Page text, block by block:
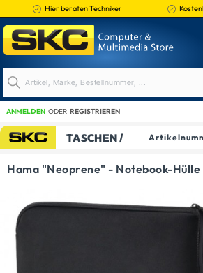
Hier beraten Techniker
ANMELDEN ODER REGISTRIEREN
TASCHEN /
TRAGEBEHÄLTNISSE
Hama "Neoprene" - Notebook-Hülle